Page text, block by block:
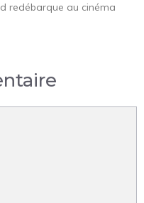
redébarque au cinéma